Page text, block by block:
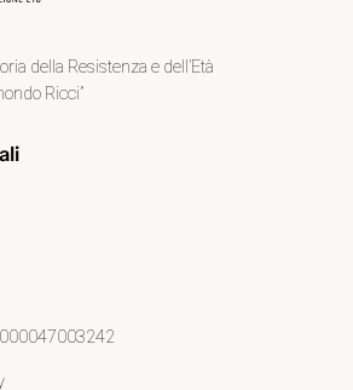
della Resistenza e dell’Età
Ricci”